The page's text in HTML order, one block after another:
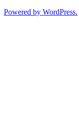
Powered by WordPress.